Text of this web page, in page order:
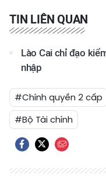
TIN LIÊN QUAN
Lào Cai chỉ đạo
nhập
#Chính quyền 2 cấp
#Bộ Tài chính